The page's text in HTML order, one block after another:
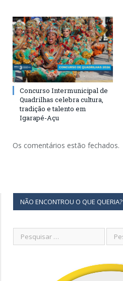
Concurso Intermunicipal de
Quadrilhas celebra cultura,
tradição e talento em
Igarapé-Açu
Os comentários estão fechados.
NÃO ENCONTROU O QUE QUERIA?